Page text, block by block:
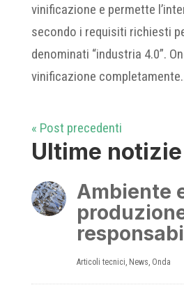
vinificazione e permette
secondo i requisiti richiesti
denominati “industria 4.0”.
vinificazione
« Post precedenti
Ultime notizie
Ambiente
Articoli tecnici News Onda